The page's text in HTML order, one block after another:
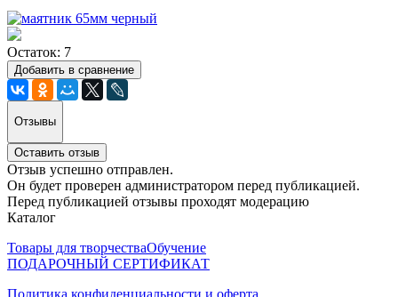
Остаток: 7
Добавить в сравнение
Отзывы
Оставить отзыв
Отзыв успешно отправлен.
Он будет проверен администратором перед публикацией.
Перед публикацией отзывы проходят модерацию
Каталог
Товары для творчестваОбучение
ПОДАРОЧНЫЙ СЕРТИФИКАТ
Политика конфиденциальности и оферта